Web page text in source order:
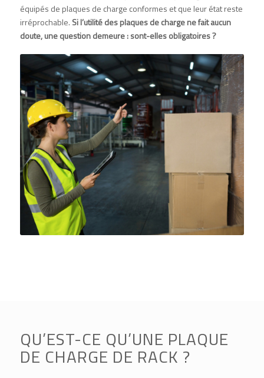
équipés de plaques de charge conformes et que leur état reste
irréprochable. Si l’utilité des plaques de charge ne fait aucun
doute, une question demeure : sont-elles obligatoires ?
QU’EST-CE QU’UNE PLAQUE
DE CHARGE DE RACK ?